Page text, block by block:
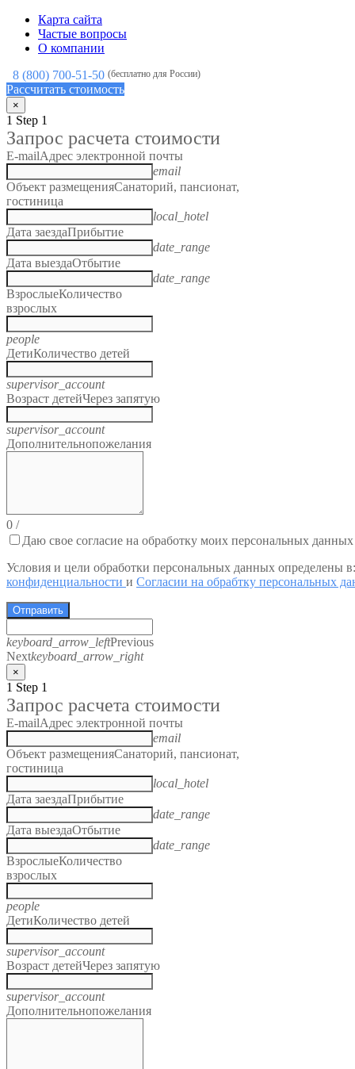
Карта сайта
Частые вопросы
О компании
8 (800) 700-51-50 (бесплатно для России)
Рассчитать стоимость
×
1 Step 1
Запрос расчета стоимости
E-mailАдрес электронной почты
email
Объект размещенияСанаторий, пансионат,
гостиница
local_hotel
Дата заездаПрибытие
date_range
Дата выездаОтбытие
date_range
ВзрослыеКоличество
взрослых
people
ДетиКоличество детей
supervisor_account
Возраст детейЧерез запятую
supervisor_account
Дополнительнопожелания
0 /
Даю свое согласие на обработку моих персональных данных
Условия и цели обработки персональных данных определены
конфиденциальности и Согласии на обрабтку персональных
Отправить
keyboard_arrow_leftPrevious
Nextkeyboard_arrow_right
×
1 Step 1
Запрос расчета стоимости
E-mailАдрес электронной почты
email
Объект размещенияСанаторий, пансионат,
гостиница
local_hotel
Дата заездаПрибытие
date_range
Дата выездаОтбытие
date_range
ВзрослыеКоличество
взрослых
people
ДетиКоличество детей
supervisor_account
Возраст детейЧерез запятую
supervisor_account
Дополнительнопожелания